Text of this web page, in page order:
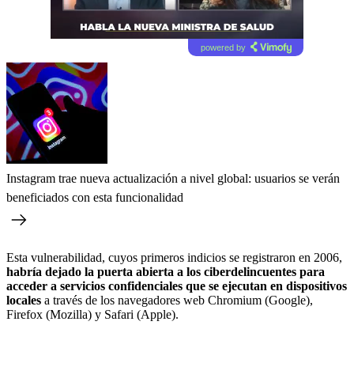
powered by
Instagram trae nueva actualización a nivel global: usuarios se verán
beneficiados con esta funcionalidad
Esta vulnerabilidad, cuyos primeros indicios se registraron en 2006,
habría dejado la puerta abierta a los ciberdelincuentes para
acceder a servicios confidenciales que se ejecutan en dispositivos
locales a través de los navegadores web Chromium (Google),
Firefox (Mozilla) y Safari (Apple).